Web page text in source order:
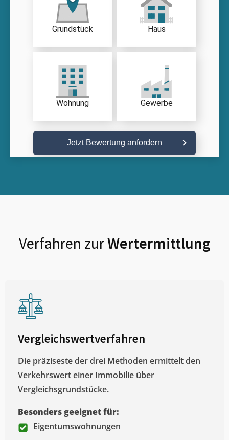
Grundstück Haus
Wohnung Gewerbe
Jetzt Bewertung anfordern
Verfahren zurWertermittlung
Vergleichswertverfahren
Die präziseste der drei Methoden ermittelt den
Verkehrswert einer Immobilie über
Vergleichsgrundstücke.
Besonders geeignet für:
Eigentumswohnungen